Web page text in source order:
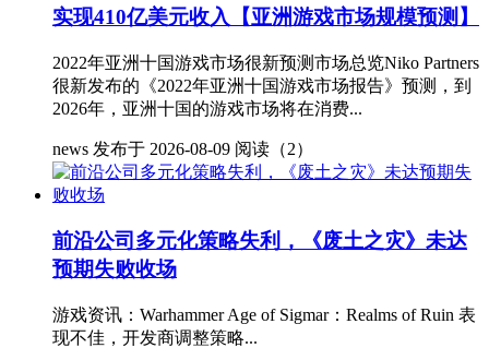
实现410亿美元收入【亚洲游戏市场规模预测】
2022年亚洲十国游戏市场很新预测市场总览Niko Partners
很新发布的《2022年亚洲十国游戏市场报告》预测，到
2026年，亚洲十国的游戏市场将在消费...
news 发布于 2026-08-09 阅读（2）
前沿公司多元化策略失利，《废土之灾》未达
预期失败收场
游戏资讯：Warhammer Age of Sigmar：Realms of Ruin 表
现不佳，开发商调整策略...